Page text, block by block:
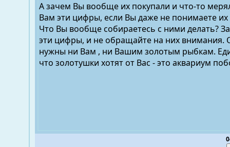
А зачем Вы вообще их покупали и что-то
Вам эти цифры, если Вы даже не понимаете их
Что Вы вообще собираетесь с ними делать?
эти цифры, и не обращайте на них внимания.
нужны ни Вам , ни Вашим золотым рыбкам.
что золотушки хотят от Вас - это аквариум